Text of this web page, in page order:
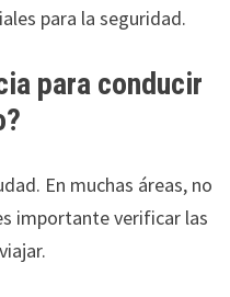
para la seguridad.
para conducir
En muchas áreas, no
importante verificar las